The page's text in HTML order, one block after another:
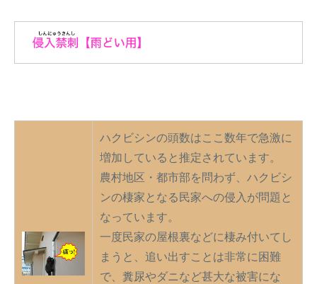
ハクビシンの頭数はここ数年で急激に
増加していると推定されています。
農村地区・都市部を問わず、ハクビシ
ンの棲家となる民家への侵入が問題と
なっています。
一度民家の屋根裏などに棲み付いてし
まうと、追い出すことは非常に困難
で、糞尿やダニなど甚大な被害にな